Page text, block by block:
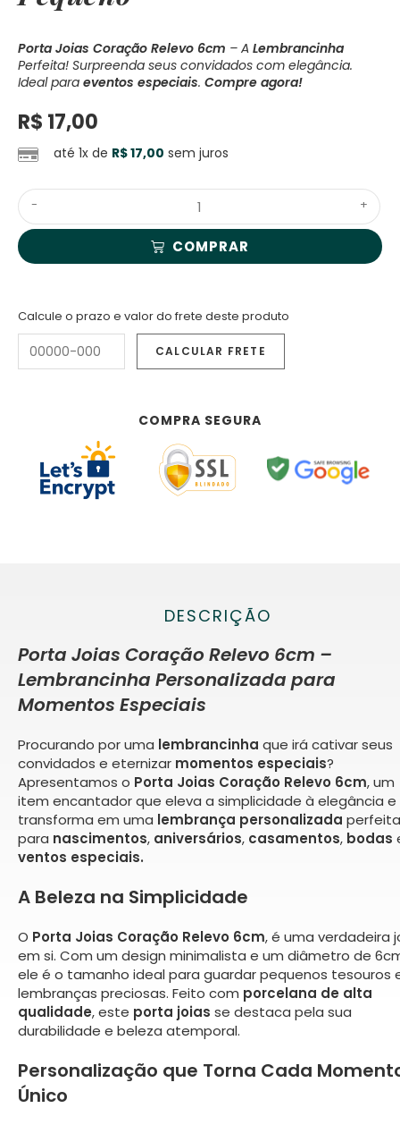
Porta Joias Coração Relevo 6cm – A Lembrancinha
Perfeita! Surpreenda seus convidados com elegância.
Ideal para eventos especiais. Compre agora!
R$ 17,00
até 1x de R$17,00 sem juros
- +
COMPRAR
Calcule o prazo e valor do frete deste produto
COMPRA SEGURA
DESCRIÇÃO
Porta Joias Coração Relevo 6cm –
Lembrancinha Personalizada para
Momentos Especiais
Procurando por uma lembrancinha que irá cativar seus
convidados e eternizar momentos especiais?
Apresentamos o Porta Joias Coração Relevo 6cm, um
item encantador que eleva a simplicidade à elegância e
transforma em uma lembrança personalizada perfeita
para nascimentos, aniversários, casamentos, bodas
ventos especiais.
A Beleza na Simplicidade
O Porta Joias Coração Relevo 6cm, é uma verdadeira
em si. Com um design minimalista e um diâmetro de
ele é o tamanho ideal para guardar pequenos tesouros
lembranças preciosas. Feito com porcelana de alta
qualidade, este porta joias se destaca pela sua
durabilidade e beleza atemporal.
Personalização que Torna Cada
Único